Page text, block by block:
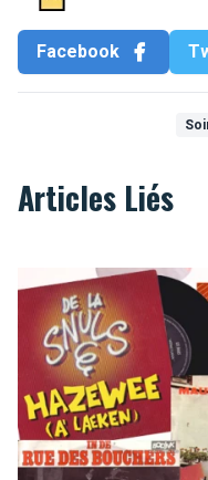
Facebook
Articles Liés
Top 10 des chansons